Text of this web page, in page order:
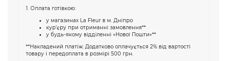
1. Оплата готівкою:
у магазинах La Fleur в м. Дніпро
кур'єру при отриманні замовлення**
у будь-якому відділенні «Нової Пошти»**
**Накладений платіж: Додатково оплачується 2% від вартості
товару і передоплата в розмірі 500 грн.